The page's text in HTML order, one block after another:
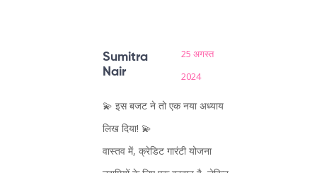
Sumitra
Nair
25 अगस्त
2024
💫 इस बजट ने तो एक नया अध्याय
लिख दिया! 💫
वास्तव में, क्रेडिट गारंटी योजना